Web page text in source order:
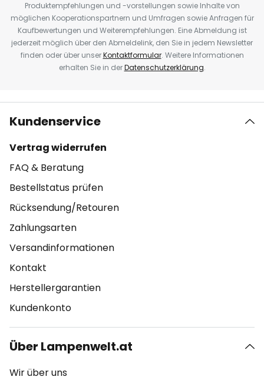
Produktempfehlungen und -vorstellungen sowie Inhalte von
möglichen Kooperationspartnern und Umfragen sowie Anfragen für
Kaufbewertungen und Weiterempfehlungen. Eine Abmeldung ist
jederzeit möglich über den Abmeldelink, den Sie in jedem Newsletter
finden oder über unserKontaktformular. Weitere Informationen
erhalten Sie in derDatenschutzerklärung.
Kundenservice
Vertrag widerrufen
FAQ & Beratung
Bestellstatus prüfen
Rücksendung/Retouren
Zahlungsarten
Versandinformationen
Kontakt
Herstellergarantien
Kundenkonto
Über Lampenwelt.at
Wir über uns